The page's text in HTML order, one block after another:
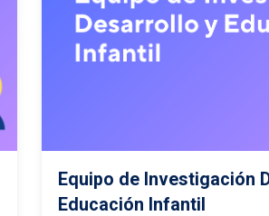
Equipo de Investigación
Educación Infantil